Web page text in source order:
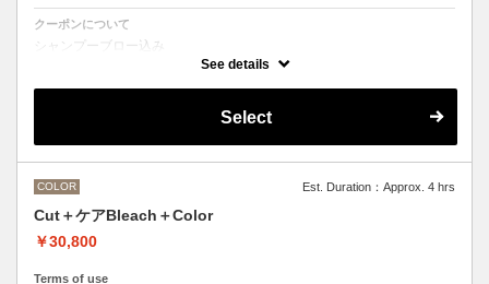
クーポンについて
シャンプーブロー込み
ワンカラー（おしゃれ染め、白髪染め）の一ヶ月以内のリタッチメニュ
See details
Select
COLOR Est. Duration：Approx. 4 hrs
Cut＋ケアBleach＋Color
￥30,800
Terms of use